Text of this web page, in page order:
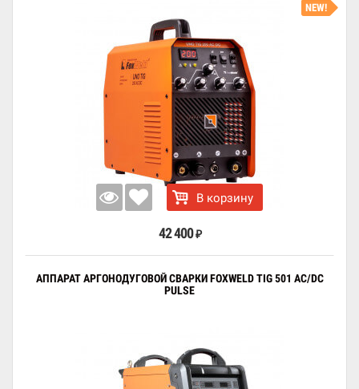
NEW!
В корзину
42 400 ₽
АППАРАТ АРГОНОДУГОВОЙ СВАРКИ FOXWELD TIG 501 AC/DC
PULSE